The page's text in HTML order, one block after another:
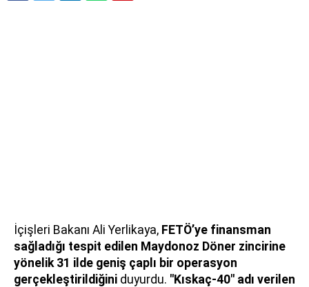
İçişleri Bakanı Ali Yerlikaya, FETÖ’ye finansman
sağladığı tespit edilen Maydonoz Döner zincirine
yönelik 31 ilde geniş çaplı bir operasyon
gerçekleştirildiğini duyurdu. "Kıskaç-40" adı verilen